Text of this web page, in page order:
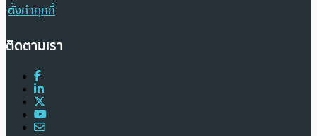
ตั้งค่าคุกกี้
ติดตามเรา